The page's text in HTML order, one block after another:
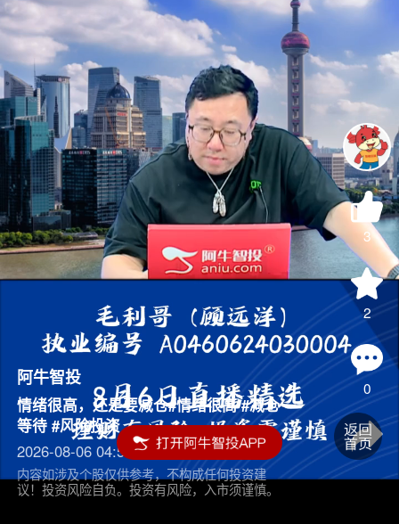
3
2
0
阿牛智投
情绪很高，还是要减仓#情绪很高 #减仓
等待 #风险投资
2026-08-06 04:55
内容如涉及个股仅供参考，不构成任何投资建
议！投资风险自负。投资有风险，入市须谨慎。